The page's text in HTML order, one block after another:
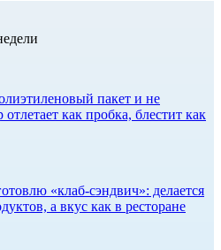
пакет и не
отлетает как пробка, блестит как
«клаб-сэндвич»: делается
а вкус как в ресторане